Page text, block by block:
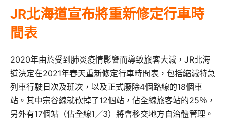
JR北海道宣布將重新修定行車時
間表
2020年由於受到肺炎疫情影響而導致旅客大減，JR北海
道決定在2021年春天重新修定行車時間表，包括縮減特急
列車行駛日次及班次，以及正式廢除4個路線的18個車
站。其中宗谷線就砍掉了12個站，佔全線旅客站的25％，
另外有17個站（佔全線1／3）將會移交地方自治體管理。